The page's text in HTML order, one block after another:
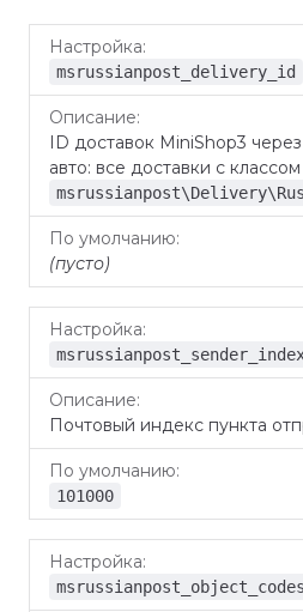
Настройка
msrussianpost_delivery_id
ID доставок MiniShop3
авто: все доставки с классом
(пусто)
Почтовый индекс пункта
101000
msrussianpost_object_codes